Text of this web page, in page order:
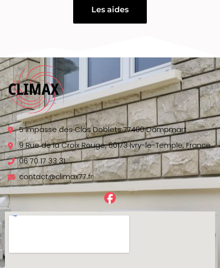
Les aides
5 Impasse des Clos Doblets 77400 Dampmart
9 Rue de la Croix Rouge, 60173 Ivry-le-Temple, France
06 70 17 33 31
contact@climax77.fr